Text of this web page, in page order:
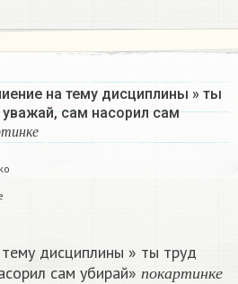
на тему дисциплины » ты
уважай, сам насорил сам
т и н ке
ртинке
дисциплины » ты труд
сам убирай»
п о ка р т и н ке
по карт